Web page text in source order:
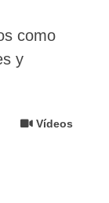
como
y
Vídeos